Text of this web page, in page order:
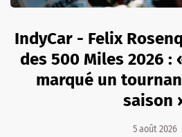
IndyCar - Felix
des 500 Miles 2026 :
marqué un
saison
5 août 2026